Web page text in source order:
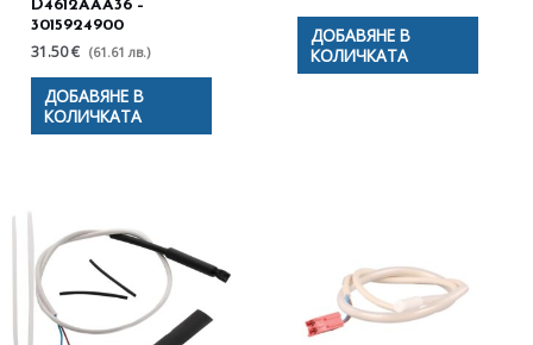
D4612AAA36 –
3015924900
31.50 € (61.61 лв.)
ДОБАВЯНЕ В
КОЛИЧКАТА
ДОБАВЯНЕ В
КОЛИЧКАТА